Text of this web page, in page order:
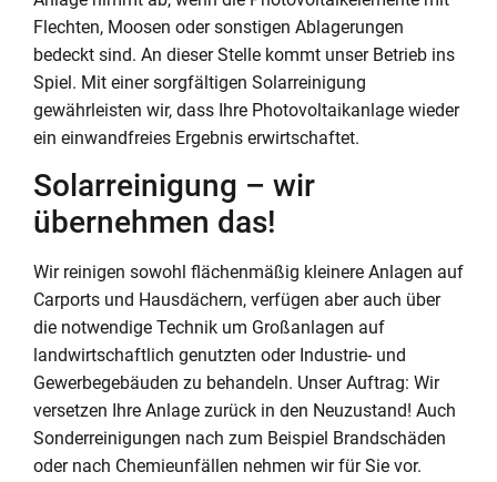
Flechten, Moosen oder sonstigen Ablagerungen
bedeckt sind. An dieser Stelle kommt unser Betrieb ins
Spiel. Mit einer sorgfältigen Solarreinigung
gewährleisten wir, dass Ihre Photovoltaikanlage wieder
ein einwandfreies Ergebnis erwirtschaftet.
Solarreinigung – wir
übernehmen das!
Wir reinigen sowohl flächenmäßig kleinere Anlagen auf
Carports und Hausdächern, verfügen aber auch über
die notwendige Technik um Großanlagen auf
landwirtschaftlich genutzten oder Industrie- und
Gewerbegebäuden zu behandeln. Unser Auftrag: Wir
versetzen Ihre Anlage zurück in den Neuzustand! Auch
Sonderreinigungen nach zum Beispiel Brandschäden
oder nach Chemieunfällen nehmen wir für Sie vor.